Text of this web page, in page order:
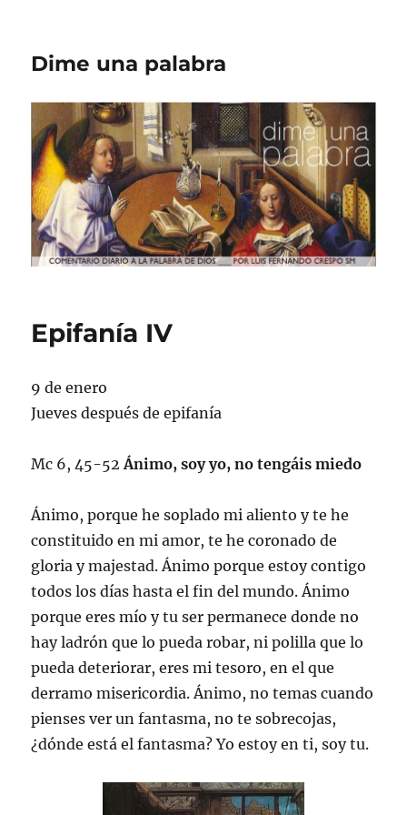
Dime una palabra
Epifanía IV
9 de enero
Jueves después de epifanía
Mc 6, 45-52Ánimo, soy yo, no tengáis miedo
Ánimo, porque he soplado mi aliento y te he
constituido en mi amor, te he coronado de
gloria y majestad. Ánimo porque estoy contigo
todos los días hasta el fin del mundo. Ánimo
porque eres mío y tu ser permanece donde no
hay ladrón que lo pueda robar, ni polilla que lo
pueda deteriorar, eres mi tesoro, en el que
derramo misericordia. Ánimo, no temas cuando
pienses ver un fantasma, no te sobrecojas,
¿dónde está el fantasma? Yo estoy en ti, soy tu.